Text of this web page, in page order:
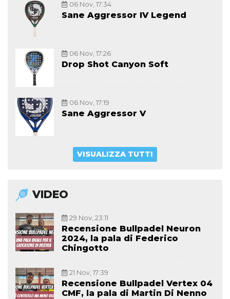
06 Nov, 17:34
Sane Aggressor IV Legend
06 Nov, 17:26
Drop Shot Canyon Soft
06 Nov, 17:19
Sane Aggressor V
VISUALIZZA TUTTI
VIDEO
29 Nov, 23:11
Recensione Bullpadel Neuron
2024, la pala di Federico
Chingotto
21 Nov, 17:39
Recensione Bullpadel Vertex 04
CMF, la pala di Martin Di Nenno